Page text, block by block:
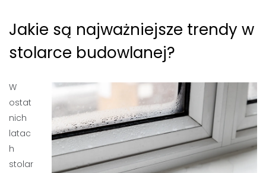
Jakie są najważniejsze trendy w
stolarce budowlanej?
W
ostat
nich
latac
h
stolar